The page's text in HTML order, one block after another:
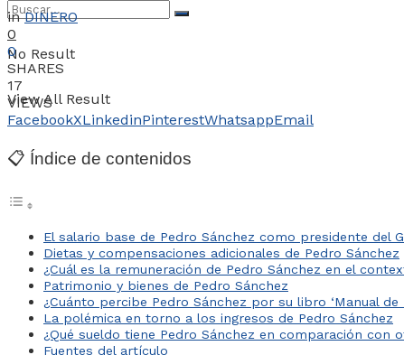
No Result
View All Result
in DINERO
0
0
SHARES
17
VIEWS
FacebookXLinkedinPinterestWhatsappEmail
📋 Índice de contenidos
El salario base de Pedro Sánchez como presidente del
Dietas y compensaciones adicionales de Pedro Sánchez
¿Cuál es la remuneración de Pedro Sánchez en el
Patrimonio y bienes de Pedro Sánchez
¿Cuánto percibe Pedro Sánchez por su libro ‘Manual de
La polémica en torno a los ingresos de Pedro Sánchez
¿Qué sueldo tiene Pedro Sánchez en comparación con
Fuentes del artículo